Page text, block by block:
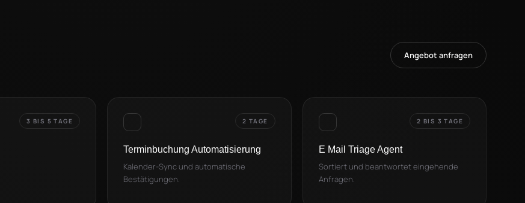
Angebot anfragen
3 BIS 5 TAGE 2 TAGE
Terminbuchung Automatisierung
Kalender-Sync und automatische
Bestätigungen.
2 BIS 3 TAGE
E Mail Triage Agent
Sortiert und beantwortet eingehende
Anfragen.